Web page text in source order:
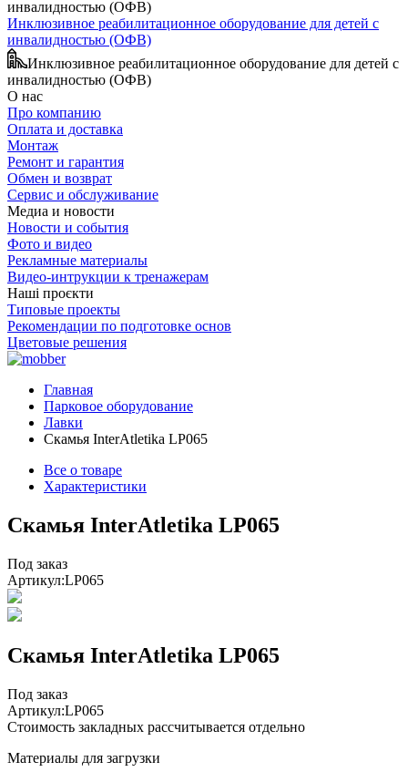
Инклюзивное реабилитационное оборудование для детей с
инвалидностью (ОФВ)
Инклюзивное реабилитационное оборудование для детей с
инвалидностью (ОФВ)
О нас
Про компанию
Оплата и доставка
Монтаж
Ремонт и гарантия
Обмен и возврат
Сервис и обслуживание
Медиа и новости
Новости и события
Фото и видео
Рекламные материалы
Видео-интрукции к тренажерам
Наші проєкти
Типовые проекты
Рекомендации по подготовке основ
Цветовые решения
Главная
Парковое оборудование
Лавки
Скамья InterAtletika LP065
Все о товаре
Характеристики
Скамья InterAtletika LP065
Под заказ
Артикул:LP065
Скамья InterAtletika LP065
Под заказ
Артикул:LP065
Стоимость закладных рассчитывается отдельно
Материалы для загрузки